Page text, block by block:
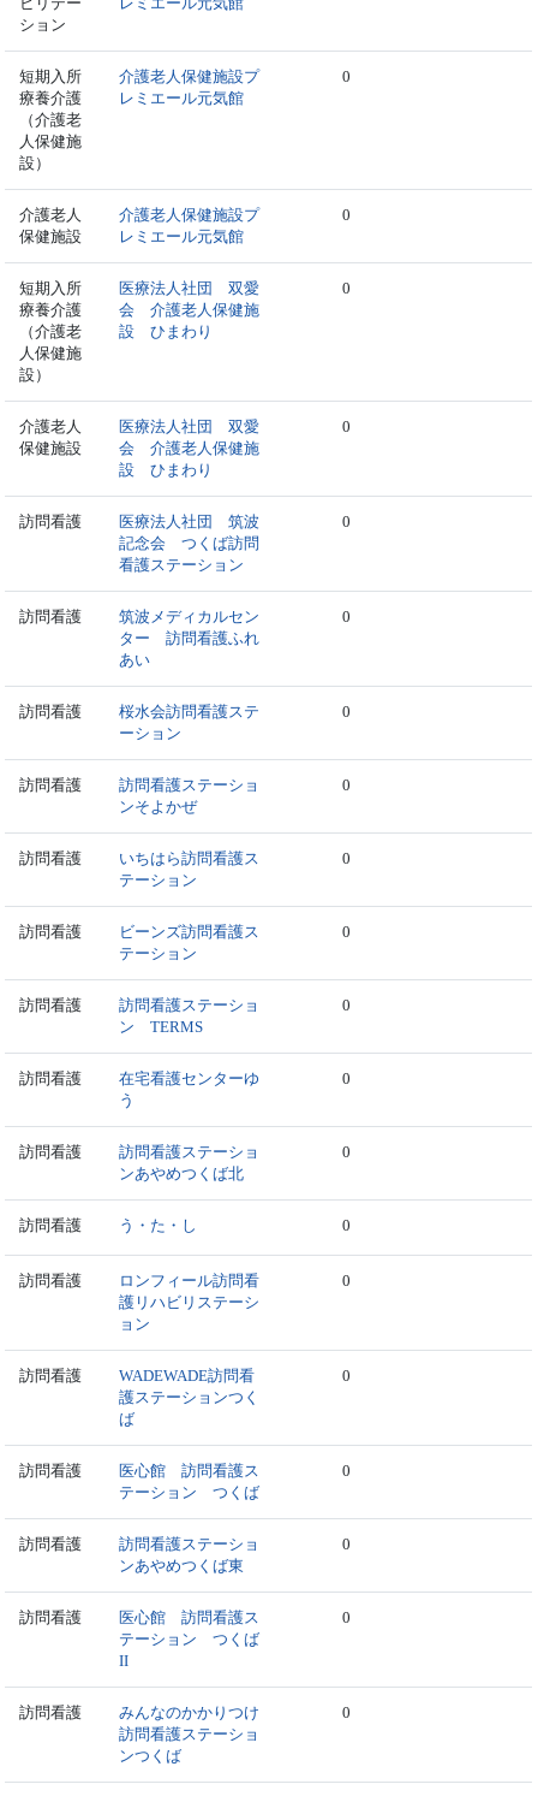
ション
短期入所
療養介護
（介護老
人保健施
設）
介護老人保健施設プ
レミエール元気館
0
介護老人
保健施設
介護老人保健施設プ
レミエール元気館
0
短期入所
療養介護
（介護老
人保健施
設）
医療法人社団 双愛
会 介護老人保健施
設 ひまわり
0
介護老人
保健施設
医療法人社団 双愛
会 介護老人保健施
設 ひまわり
0
訪問看護
医療法人社団 筑波
記念会 つくば訪問
看護ステーション
0
訪問看護
筑波メディカルセン
ター 訪問看護ふれ
あい
0
訪問看護
桜水会訪問看護ステ
ーション
0
訪問看護
訪問看護ステーショ
ンそよかぜ
0
訪問看護
いちはら訪問看護ス
テーション
0
訪問看護
ビーンズ訪問看護ス
テーション
0
訪問看護
訪問看護ステーショ
ン TERMS
0
訪問看護
在宅看護センターゆ
う
0
訪問看護
訪問看護ステーショ
ンあやめつくば北
0
訪問看護 う・た・し 0
訪問看護
ロンフィール訪問看
護リハビリステーシ
ョン
0
訪問看護
WADEWADE訪問看
護ステーションつく
ば
0
訪問看護
医心館 訪問看護ス
テーション つくば
0
訪問看護
訪問看護ステーショ
ンあやめつくば東
0
訪問看護
医心館 訪問看護ス
テーション つくば
II
0
訪問看護
みんなのかかりつけ
訪問看護ステーショ
ンつくば
0